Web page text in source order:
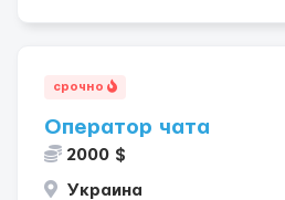
срочно
Оператор чата
2000 $
Украина